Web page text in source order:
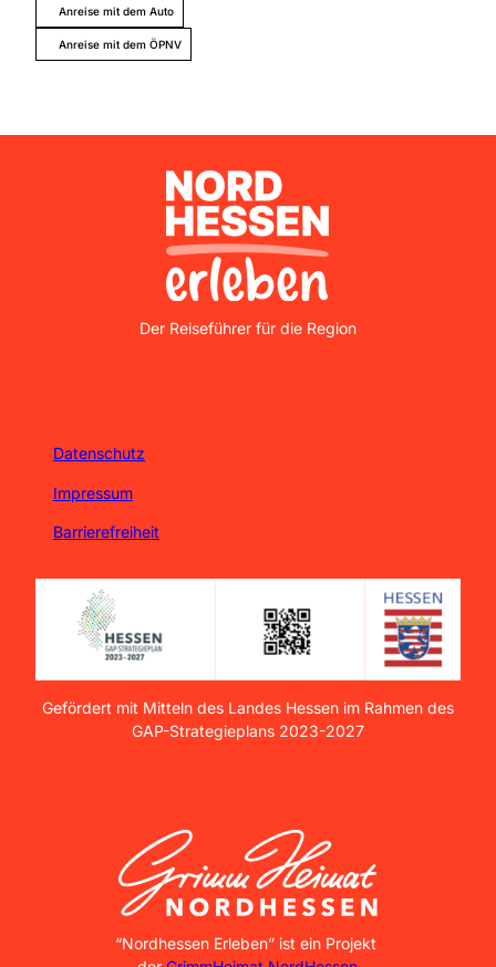
Anreise mit dem Auto
Anreise mit dem ÖPNV
Nordhessen Erleben
Der Reiseführer für die Region
Datenschutz
Impressum
Barrierefreiheit
Gefördert mit Mitteln des Landes Hessen im Rahmen des
GAP-Strategieplans 2023-2027
GrimmHeimat NordHessen
“Nordhessen Erleben” ist ein Projekt